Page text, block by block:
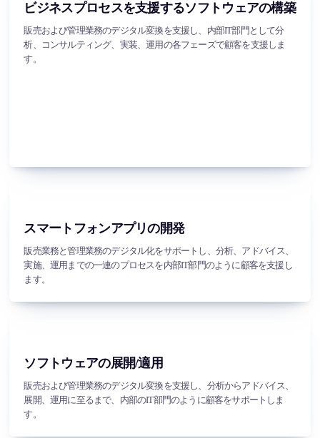
ビジネスプロセスを支援するソフトウェアの構築
販売および管理業務のデジタル変換を支援し、内部IT部門として分
析、コンサルティング、実装、運用の各フェーズで顧客を支援しま
す。
スマートフォンアプリの開発
販売業務と管理業務のデジタル化をサポートし、分析、アドバイス、
実施、運用までの一連のプロセスを内部IT部門のように顧客を支援し
ます。
ソフトウェアの展開/適用
販売および管理業務のデジタル変換を支援し、分析からアドバイス、
展開、運用に至るまで、内部のIT部門のように顧客をサポートしま
す。